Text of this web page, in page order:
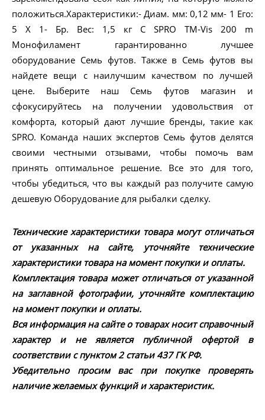
положиться.Характеристики:- Диам. мм: 0,12 мм- 1 Его:
5 X 1- Бр. Вес: 1,5 кг С SPRO TM-Vis 200 m
Монофиламент гарантированно лучшее
оборудование Семь футов. Также в Семь футов вы
найдете вещи с наилучшим качеством по лучшей
цене. Выберите наш Семь футов магазин и
сфокусируйтесь на получении удовольствия от
комфорта, который дают лучшие бренды, такие как
SPRO. Команда наших экспертов Семь футов делятся
своими честными отзывами, чтобы помочь вам
принять оптимальное решение. Все это для того,
чтобы убедиться, что вы каждый раз получите самую
дешевую Оборудование для рыбалки сделку.
Технические характеристики товара могут отличаться
от указанных на сайте, уточняйте технические
характеристики товара на момент покупки и оплаты.
Комплектация товара может отличаться от указанной
на заглавной фотографии, уточняйте комплектацию
на момент покупки и оплаты.
Вся информация на сайте о товарах носит справочный
характер и не является публичной офертой в
соответствии с пунктом 2 статьи 437 ГК РФ.
Убедительно просим вас при покупке проверять
наличие желаемых функций и характеристик.